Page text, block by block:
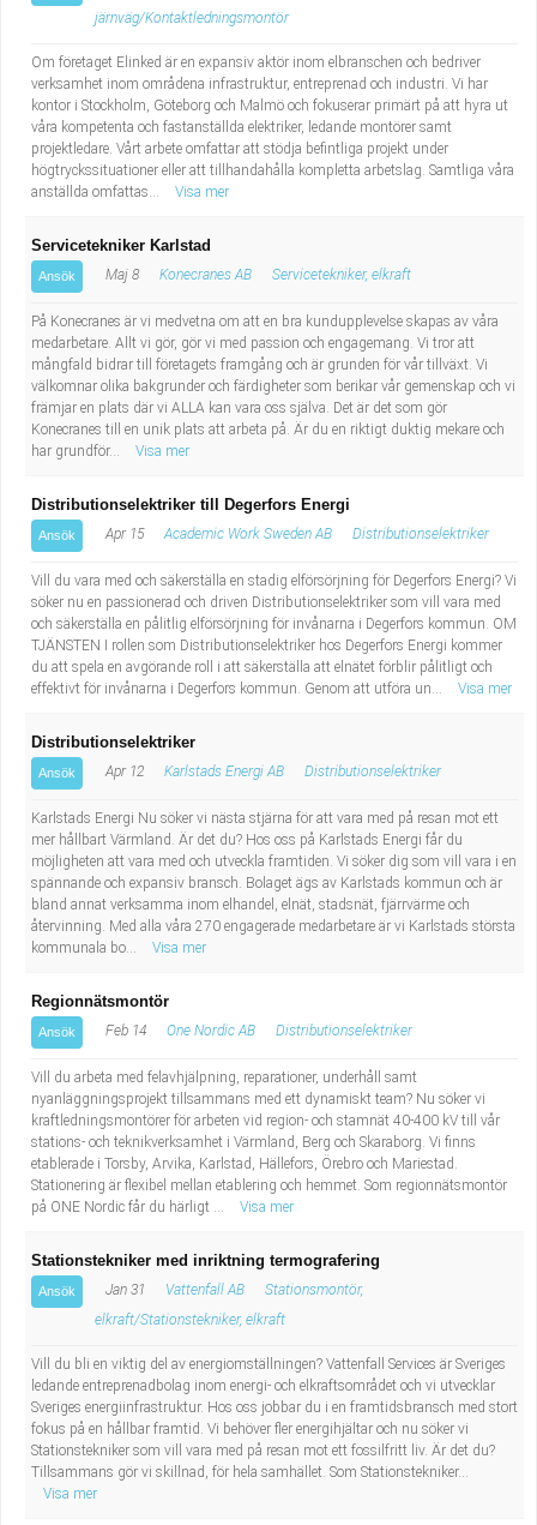
järnväg/Kontaktledningsmontör
Om företaget Elinked är en expansiv aktör inom elbranschen och bedriver
verksamhet inom områdena infrastruktur, entreprenad och industri. Vi har
kontor i Stockholm, Göteborg och Malmö och fokuserar primärt på att hyra ut
våra kompetenta och fastanställda elektriker, ledande montörer samt
projektledare. Vårt arbete omfattar att stödja befintliga projekt under
högtryckssituationer eller att tillhandahålla kompletta arbetslag. Samtliga våra
anställda omfattas...
Visa mer
Servicetekniker Karlstad
Ansök Maj 8 Konecranes AB Servicetekniker, elkraft
På Konecranes är vi medvetna om att en bra kundupplevelse skapas av våra
medarbetare. Allt vi gör, gör vi med passion och engagemang. Vi tror att
mångfald bidrar till företagets framgång och är grunden för vår tillväxt. Vi
välkomnar olika bakgrunder och färdigheter som berikar vår gemenskap och vi
främjar en plats där vi ALLA kan vara oss själva. Det är det som gör
Konecranes till en unik plats att arbeta på. Är du en riktigt duktig mekare och
har grundför...
Visa mer
Distributionselektriker till Degerfors Energi
Ansök Apr 15 Academic Work Sweden AB Distributionselektriker
Vill du vara med och säkerställa en stadig elförsörjning för Degerfors Energi? Vi
söker nu en passionerad och driven Distributionselektriker som vill vara med
och säkerställa en pålitlig elförsörjning för invånarna i Degerfors kommun. OM
TJÄNSTEN I rollen som Distributionselektriker hos Degerfors Energi kommer
du att spela en avgörande roll i att säkerställa att elnätet förblir pålitligt och
effektivt för invånarna i Degerfors kommun. Genom att utföra un...
Visa mer
Distributionselektriker
Ansök Apr 12 Karlstads Energi AB Distributionselektriker
Karlstads Energi Nu söker vi nästa stjärna för att vara med på resan mot ett
mer hållbart Värmland. Är det du? Hos oss på Karlstads Energi får du
möjligheten att vara med och utveckla framtiden. Vi söker dig som vill vara i en
spännande och expansiv bransch. Bolaget ägs av Karlstads kommun och är
bland annat verksamma inom elhandel, elnät, stadsnät, fjärrvärme och
återvinning. Med alla våra 270 engagerade medarbetare är vi Karlstads största
kommunala bo...
Visa mer
Regionnätsmontör
Ansök Feb 14 One Nordic AB Distributionselektriker
Vill du arbeta med felavhjälpning, reparationer, underhåll samt
nyanläggningsprojekt tillsammans med ett dynamiskt team? Nu söker vi
kraftledningsmontörer för arbeten vid region- och stamnät 40-400 kV till vår
stations- och teknikverksamhet i Värmland, Berg och Skaraborg. Vi finns
etablerade i Torsby, Arvika, Karlstad, Hällefors, Örebro och Mariestad.
Stationering är flexibel mellan etablering och hemmet. Som regionnätsmontör
på ONE Nordic får du härligt ...
Visa mer
Stationstekniker med inriktning termografering
Ansök Jan 31 Vattenfall AB
Stationsmontör,
elkraft/Stationstekniker, elkraft
Vill du bli en viktig del av energiomställningen? Vattenfall Services är Sveriges
ledande entreprenadbolag inom energi- och elkraftsområdet och vi utvecklar
Sveriges energiinfrastruktur. Hos oss jobbar du i en framtidsbransch med stort
fokus på en hållbar framtid. Vi behöver fler energihjältar och nu söker vi
Stationstekniker som vill vara med på resan mot ett fossilfritt liv. Är det du?
Tillsammans gör vi skillnad, för hela samhället. Som Stationstekniker...
Visa mer